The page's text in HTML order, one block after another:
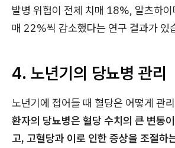
발병 위험이 전체 치매 18%, 알츠하
매 22%씩 감소했다는 연구 결과가 있
4. 노년기의 당뇨병 관리
노년기에 접어들 때 혈당은 어떻게 관
환자의 당뇨병은 혈당 수치의 큰 변동
고, 고혈당과 이로 인한 증상을 조절하